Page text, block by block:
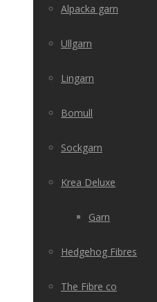
Alpacka garn
Ullgarn
Lingarn
Bomull
Sockgarn
Krea Deluxe
Garn
Hedgehog Fibres
The Fibre co